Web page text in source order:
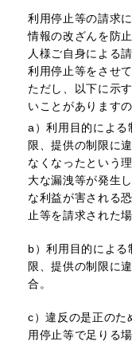
利用停止等の請求
情報の改ざんを防
人様ご自身による
利用停止等をさせ
ただし、以下に示
いことがあります
a）利用目的による
限、提供の制限に
なくなったという
大な漏洩等が発生
な利益が害される
止等を請求された場
b）利用目的による
限、提供の制限に
合。
c）違反の是正のた
用停止等で足りる場